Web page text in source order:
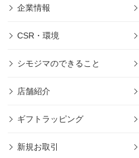
企業情報
CSR・環境
シモジマのできること
店舗紹介
ギフトラッピング
新規お取引